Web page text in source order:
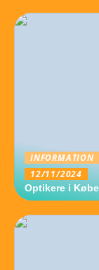
INFORMATION
12/11/2024
Optikere i